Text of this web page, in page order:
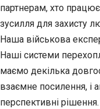
партнерам, хто
зусилля для захисту
Наша військова
Наші системи
маємо декілька
взаємне посилення, і
перспективні рішення.